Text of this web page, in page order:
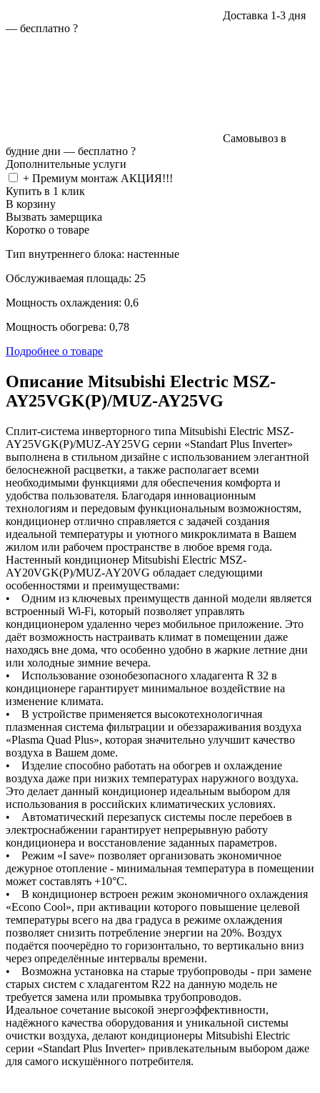
Доставка 1-3 дня
— бесплатно ?
Самовывоз в
будние дни — бесплатно ?
Дополнительные услуги
+ Премиум монтаж АКЦИЯ!!!
Купить в 1 клик
В корзину
Вызвать замерщика
Коротко о товаре
Тип внутреннего блока: настенные
Обслуживаемая площадь: 25
Мощность охлаждения: 0,6
Мощность обогрева: 0,78
Подробнее о товаре
Описание Mitsubishi Electric MSZ-
AY25VGK(P)/MUZ-AY25VG
Сплит-система инверторного типа Mitsubishi Electric MSZ-
AY25VGK(P)/MUZ-AY25VG серии «Standart Plus Inverter»
выполнена в стильном дизайне с использованием элегантной
белоснежной расцветки, а также располагает всеми
необходимыми функциями для обеспечения комфорта и
удобства пользователя. Благодаря инновационным
технологиям и передовым функциональным возможностям,
кондиционер отлично справляется с задачей создания
идеальной температуры и уютного микроклимата в Вашем
жилом или рабочем пространстве в любое время года.
Настенный кондиционер Mitsubishi Electric MSZ-
AY20VGK(P)/MUZ-AY20VG обладает следующими
особенностями и преимуществами:
• Одним из ключевых преимуществ данной модели является
встроенный Wi-Fi, который позволяет управлять
кондиционером удаленно через мобильное приложение. Это
даёт возможность настраивать климат в помещении даже
находясь вне дома, что особенно удобно в жаркие летние дни
или холодные зимние вечера.
• Использование озонобезопасного хладагента R 32 в
кондиционере гарантирует минимальное воздействие на
изменение климата.
• В устройстве применяется высокотехнологичная
плазменная система фильтрации и обеззараживания воздуха
«Plasma Quad Plus», которая значительно улучшит качество
воздуха в Вашем доме.
• Изделие способно работать на обогрев и охлаждение
воздуха даже при низких температурах наружного воздуха.
Это делает данный кондиционер идеальным выбором для
использования в российских климатических условиях.
• Автоматический перезапуск системы после перебоев в
электроснабжении гарантирует непрерывную работу
кондиционера и восстановление заданных параметров.
• Режим «I save» позволяет организовать экономичное
дежурное отопление - минимальная температура в помещении
может составлять +10°С.
• В кондиционер встроен режим экономичного охлаждения
«Econo Cool», при активации которого повышение целевой
температуры всего на два градуса в режиме охлаждения
позволяет снизить потребление энергии на 20%. Воздух
подаётся поочерёдно то горизонтально, то вертикально вниз
через определённые интервалы времени.
• Возможна установка на старые трубопроводы - при замене
старых систем с хладагентом R22 на данную модель не
требуется замена или промывка трубопроводов.
Идеальное сочетание высокой энергоэффективности,
надёжного качества оборудования и уникальной системы
очистки воздуха, делают кондиционеры Mitsubishi Electric
серии «Standart Plus Inverter» привлекательным выбором даже
для самого искушённого потребителя.